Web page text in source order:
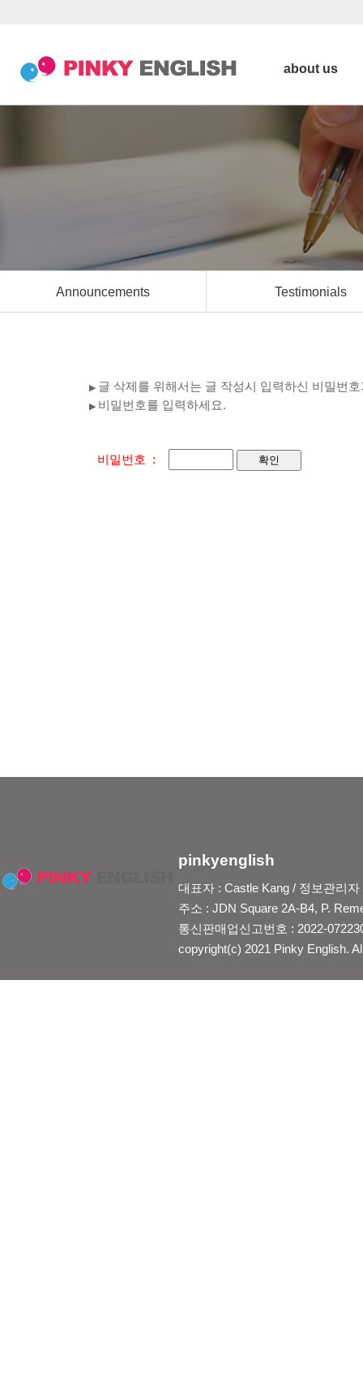
about us
Announcements Testimonials
▶ 글 삭제를 위해서는 글 작성시 입력하신 비밀번
▶ 비밀번호를 입력하세요.
비밀번호 :
pinkyenglish
대표자 : Castle Kang / 정보관리
주소 : JDN Square 2A-B4, P.
통신판매업신고번호 : 2022-
copyright(c) 2021 Pinky English.